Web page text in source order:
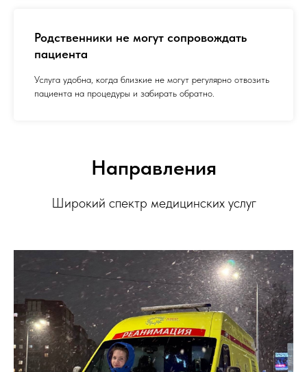
Родственники не могут сопровождать
пациента
Услуга удобна, когда близкие не могут регулярно отвозить
пациента на процедуры и забирать обратно.
Направления
Широкий спектр медицинских услуг